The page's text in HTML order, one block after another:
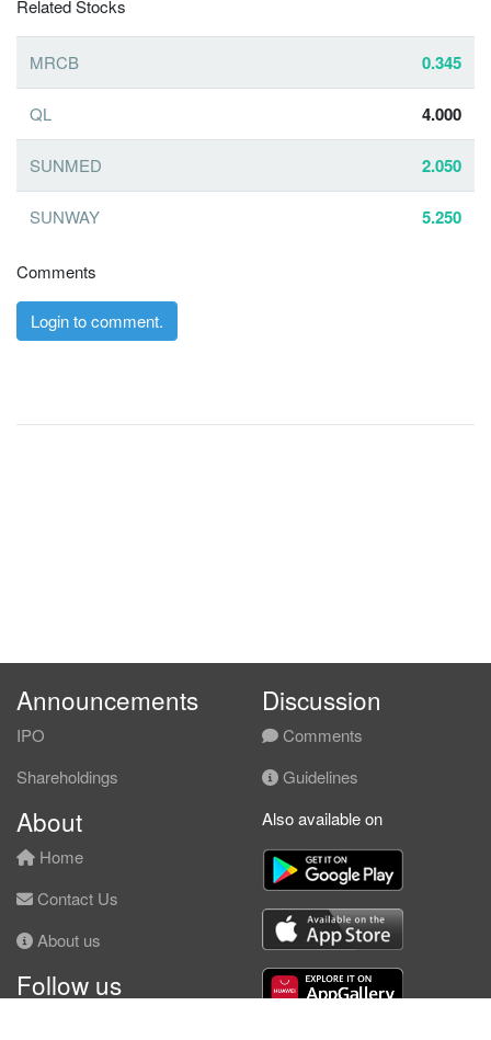
Related Stocks
MRCB 0.345
QL 4.000
SUNMED 2.050
SUNWAY 5.250
Comments
Login to comment.
Announcements
IPO
Shareholdings
Discussion
Comments
Guidelines
About
Home
Contact Us
About us
Follow us
Also available on